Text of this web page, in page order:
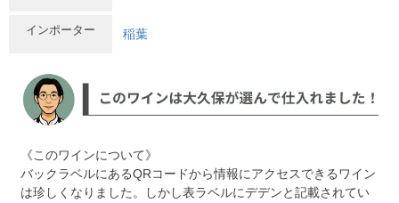
インポーター 稲葉
《このワインについて》
バックラベルにあるQRコードから情報にアクセスできるワイン
は珍しくなりました。しかし表ラベルにデデンと記載されてい